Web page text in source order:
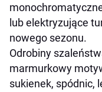
lub elektryzujące
nowego sezonu.
Odrobiny
marmurkowy
sukienek, spódnic,